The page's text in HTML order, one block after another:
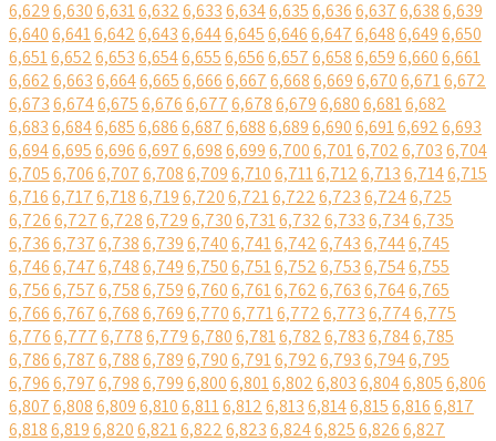
6,6296,6306,6316,6326,6336,6346,6356,6366,6376,6386,639
6,6406,6416,6426,6436,6446,6456,6466,6476,6486,6496,650
6,6516,6526,6536,6546,6556,6566,6576,6586,6596,6606,661
6,6626,6636,6646,6656,6666,6676,6686,6696,6706,6716,672
6,6736,6746,6756,6766,6776,6786,6796,6806,6816,682
6,6836,6846,6856,6866,6876,6886,6896,6906,6916,6926,693
6,6946,6956,6966,6976,6986,6996,7006,7016,7026,7036,704
6,7056,7066,7076,7086,7096,7106,7116,7126,7136,7146,715
6,7166,7176,7186,7196,7206,7216,7226,7236,7246,725
6,7266,7276,7286,7296,7306,7316,7326,7336,7346,735
6,7366,7376,7386,7396,7406,7416,7426,7436,7446,745
6,7466,7476,7486,7496,7506,7516,7526,7536,7546,755
6,7566,7576,7586,7596,7606,7616,7626,7636,7646,765
6,7666,7676,7686,7696,7706,7716,7726,7736,7746,775
6,7766,7776,7786,7796,7806,7816,7826,7836,7846,785
6,7866,7876,7886,7896,7906,7916,7926,7936,7946,795
6,7966,7976,7986,7996,8006,8016,8026,8036,8046,8056,806
6,8076,8086,8096,8106,8116,8126,8136,8146,8156,8166,817
6,8186,8196,8206,8216,8226,8236,8246,8256,8266,827